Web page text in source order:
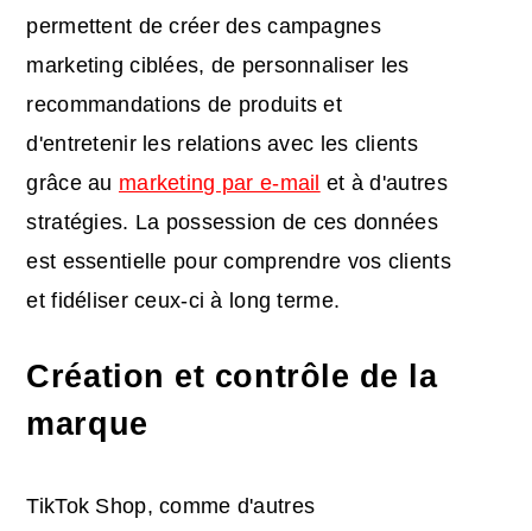
permettent de créer des campagnes
marketing ciblées, de personnaliser les
recommandations de produits et
d'entretenir les relations avec les clients
grâce au marketing par e-mail et à d'autres
stratégies. La possession de ces données
est essentielle pour comprendre vos clients
et fidéliser ceux-ci à long terme.
Création et contrôle de la
marque
TikTok Shop, comme d'autres